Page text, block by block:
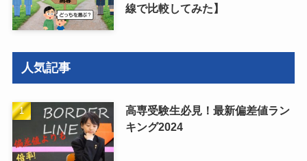
線で比較してみた】
人気記事
高専受験生必見！最新偏差値ラン
キング2024